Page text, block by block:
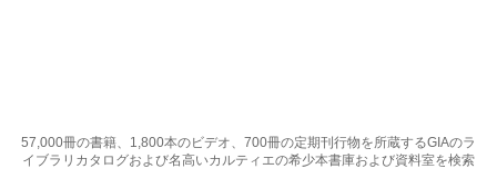
57,000冊の書籍、1,800本のビデオ、700冊の定期刊行物を所蔵するGIAのラ
イブラリカタログおよび名高いカルティエの希少本書庫および資料室を検索